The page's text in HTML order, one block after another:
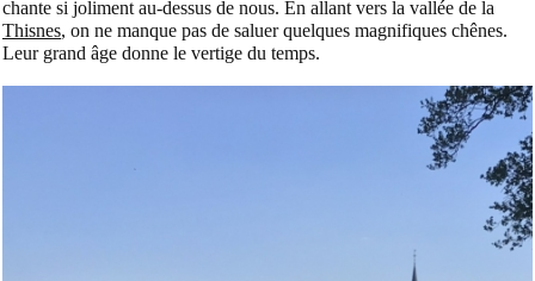
chante si joliment au-dessus de nous. En allant vers la vallée de la
Thisnes, on ne manque pas de saluer quelques magnifiques chênes.
Leur grand âge donne le vertige du temps.